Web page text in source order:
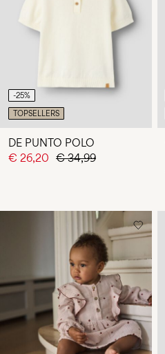
-25%
TOPSELLERS
DE PUNTO POLO
€ 26,20 € 34,99